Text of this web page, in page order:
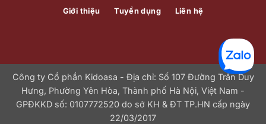
Giới thiệu Tuyển dụng Liên hệ
Công ty Cổ phần Kidoasa - Địa chỉ: Số 107 Đường Trần Duy
Hưng, Phường Yên Hòa, Thành phố Hà Nội, Việt Nam -
GPĐKKD số: 0107772520 do sở KH & ĐT TP.HN cấp ngày
22/03/2017